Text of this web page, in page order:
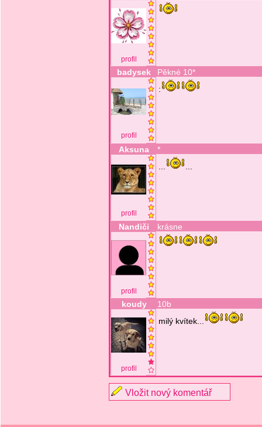
profil
badysek Pěkné 10*
profil
:
Aksuna *
profil
Nandiči krásne
profil
koudy 10b
profil
milý kvítek...
Vložit nový komentář